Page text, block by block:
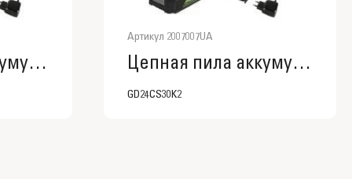
Цепная пила аккумуляторная GreenWorks GD24CS30, 24V, 30см, бесщеточная, с АКБ 4 АЧ и ЗУ
Артикул 2007007UA
Цепная пила аккумуляторная GreenWorks GD24CS30, 24V, 30см, бесщеточная, c АКБ 2 АЧ и ЗУ
GD24CS30K2